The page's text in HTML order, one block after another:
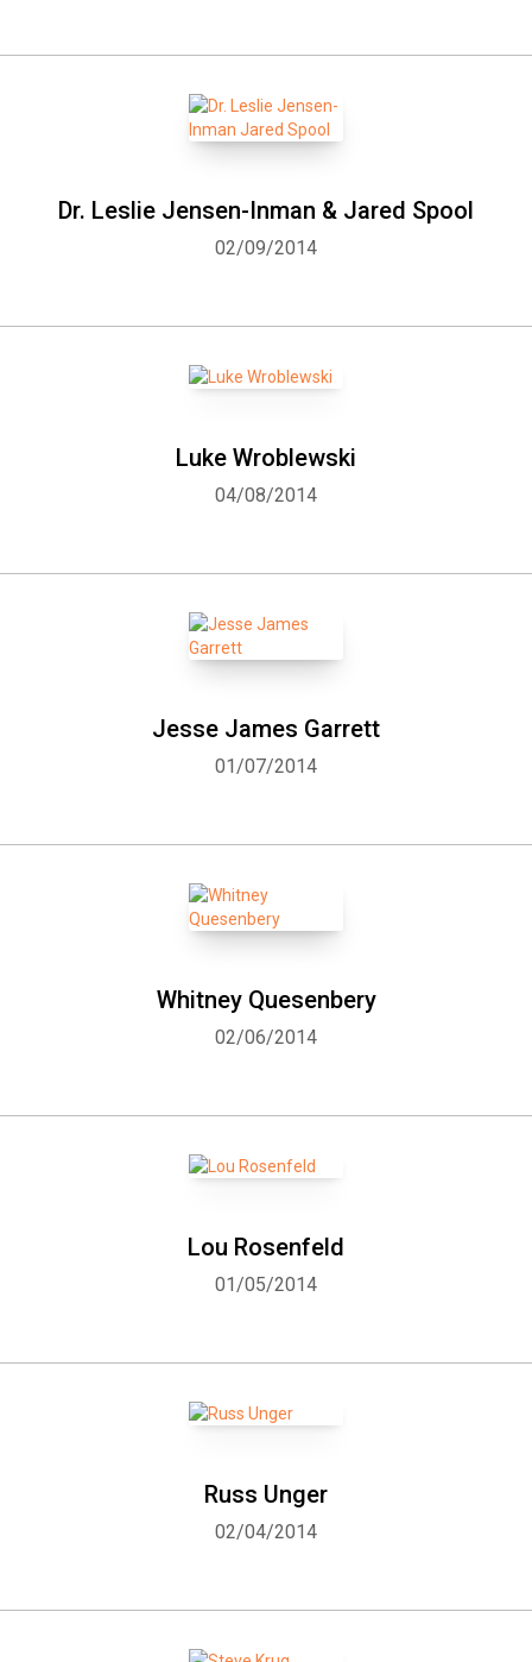
Dr. Leslie Jensen-Inman & Jared Spool
02/09/2014
Luke Wroblewski
04/08/2014
Jesse James Garrett
01/07/2014
Whitney Quesenbery
02/06/2014
Lou Rosenfeld
01/05/2014
Russ Unger
02/04/2014